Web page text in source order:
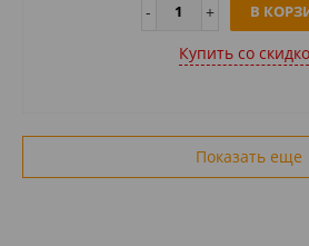
В
Купить cо
Показать еще